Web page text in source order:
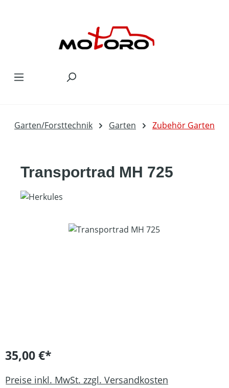
Garten/Forsttechnik Garten Zubehör Garten
Transportrad MH 725
Bildergalerie überspringen
35,00 €*
Preise inkl. MwSt. zzgl. Versandkosten